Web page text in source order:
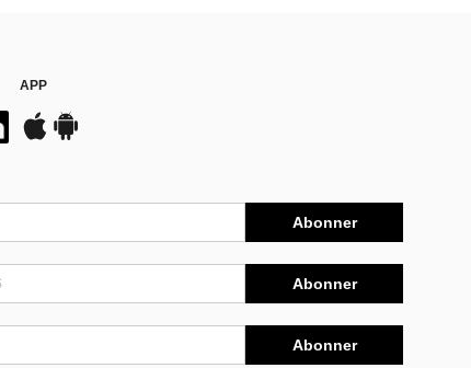
APP
Abonner
Abonner
Abonner